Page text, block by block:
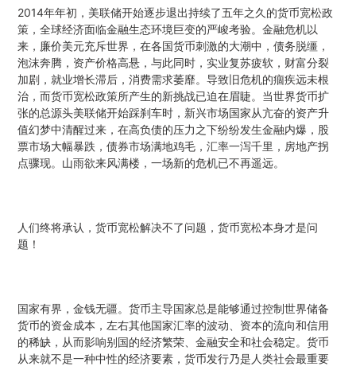
2014年年初，美联储开始逐步退出持续了五年之久的货币宽松政
策，全球经济面临金融生态环境巨变的严峻考验。金融危机以
来，廉价美元充斥世界，在各国货币刺激的大潮中，债务脱缰，
泡沫奔腾，资产价格高悬，与此同时，实业复苏疲软，财富分裂
加剧，就业增长滞后，消费需求萎靡。导致旧危机的痼疾远未根
治，而货币宽松政策所产生的新挑战已迫在眉睫。当世界货币扩
张的总源头美联储开始踩刹车时，新兴市场国家从亢奋的资产升
值幻梦中清醒过来，在高负债的压力之下纷纷发生金融内爆，股
票市场大幅暴跌，债券市场满地鸡毛，汇率一泻千里，房地产拐
点骤现。山雨欲来风满楼，一场新的危机已不再遥远。
人们终将承认，货币宽松解决不了问题，货币宽松本身才是问
题！
国家有界，金钱无疆。货币主导国家总是能够通过控制世界储备
货币的资金成本，左右其他国家汇率的波动、资本的流向和信用
的稀缺，从而影响别国的经济繁荣、金融安全和社会稳定。货币
从来就不是一种中性的经济要素，货币发行乃是人类社会最重要